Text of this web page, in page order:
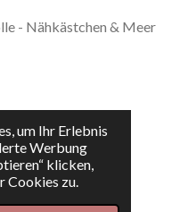
um Ihr Erlebnis
Werbung
klicken,
Cookies zu.
- Nähkästchen & Meer